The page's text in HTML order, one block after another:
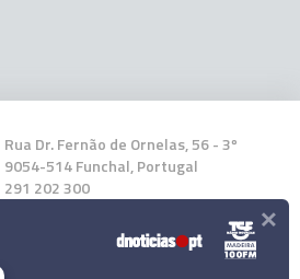
Rua Dr. Fernão de Ornelas, 56 - 3º
9054-514 Funchal, Portugal
291 202 300
Instale a nossa App ×